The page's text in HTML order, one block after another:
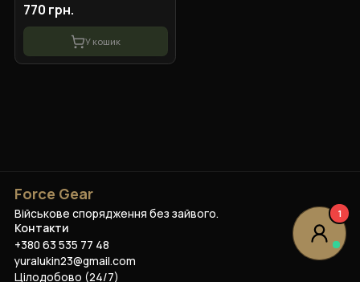
770 грн.
У кошик
Force Gear
Військове спорядження без зайвого.
Контакти
+380 63 535 77 48
yuralukin23@gmail.com
Цілодобово (24/7)
1